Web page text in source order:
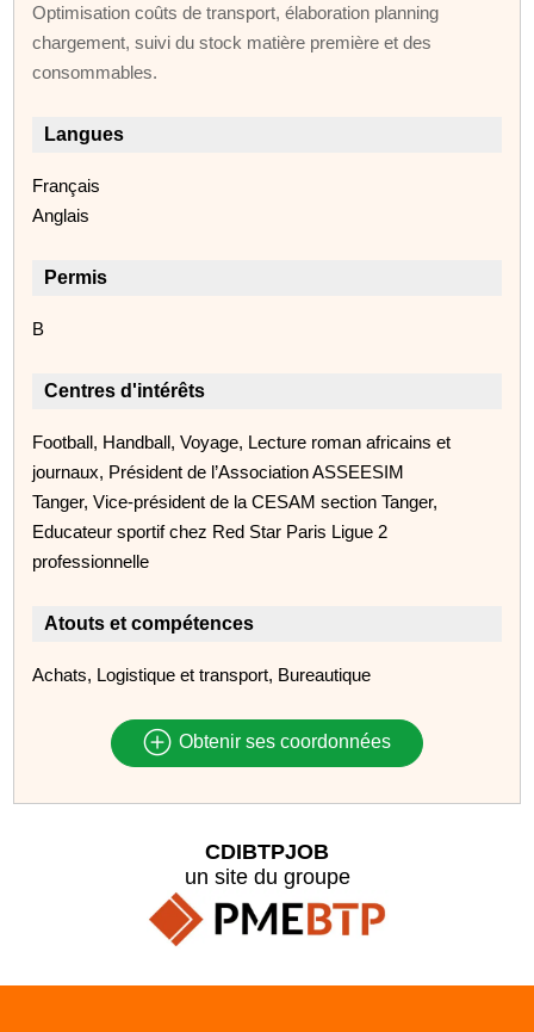
Optimisation coûts de transport, élaboration planning
chargement, suivi du stock matière première et des
consommables.
Langues
Français
Anglais
Permis
B
Centres d'intérêts
Football, Handball, Voyage, Lecture roman africains et
journaux, Président de l’Association ASSEESIM
Tanger, Vice-président de la CESAM section Tanger,
Educateur sportif chez Red Star Paris Ligue 2
professionnelle
Atouts et compétences
Achats, Logistique et transport, Bureautique
Obtenir ses coordonnées
CDIBTPJOB
un site du groupe